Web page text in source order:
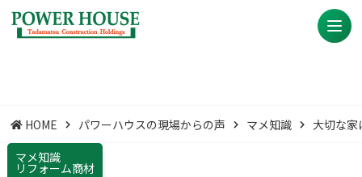
HOME パワーハウスの現場からの声 マメ知識 大切な家
マメ知識
リフォーム商材